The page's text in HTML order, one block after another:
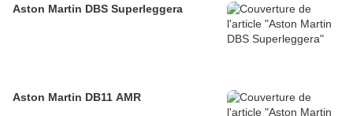
Aston Martin DBS Superleggera
Aston Martin DB11 AMR